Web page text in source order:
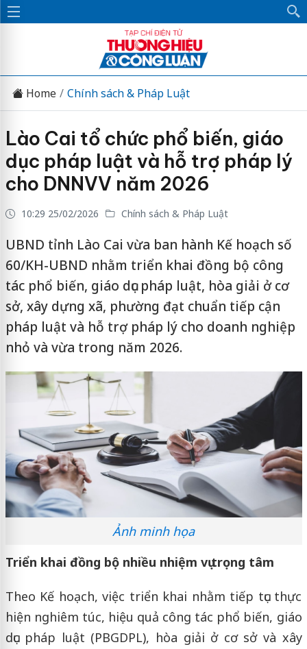
Home Chính sách & Pháp Luật
Lào Cai tổ chức phổ biến, giáo
dục pháp luật và hỗ trợ pháp lý
cho DNNVV năm 2026
10:29 25/02/2026 Chính sách & Pháp Luật
UBND tỉnh Lào Cai vừa ban hành Kế hoạch số
60/KH-UBND nhằm triển khai đồng bộ công
tác phổ biến, giáo dục pháp luật, hòa giải ở cơ
sở, xây dựng xã, phường đạt chuẩn tiếp cận
pháp luật và hỗ trợ pháp lý cho doanh nghiệp
nhỏ và vừa trong năm 2026.
Ảnh minh họa
Triển khai đồng bộ nhiều nhiệm vụ trọng tâm
Theo Kế hoạch, việc triển khai nhằm tiếp tục thực
hiện nghiêm túc, hiệu quả công tác phổ biến, giáo
dục pháp luật (PBGDPL), hòa giải ở cơ sở và xây